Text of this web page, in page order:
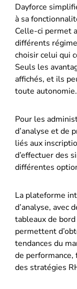
Dayforce
à sa
Celle-ci permet
différents
choisir celui qui
Seuls les
affichés, et ils
toute autonomie.
Pour les
d’analyse et de
liés aux
d’effectuer des
différentes
La plateforme
d’analyse, avec
tableaux de
permettent
tendances du
de
des stratégies